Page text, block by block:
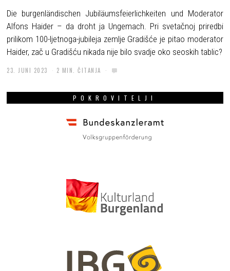
Die burgenländischen Jubiläumsfeierlichkeiten und Moderator
Alfons Haider – da droht ja Ungemach. Pri svetačnoj priredbi
prilikom 100-ljetnoga-jubileja zemlje Gradišće je pitao moderator
Haider, zač u Gradišću nikada nije bilo svadje oko seoskih tablic?
23. JUNI 2023 2 MIN. ČITANJA
POKROVITELJI